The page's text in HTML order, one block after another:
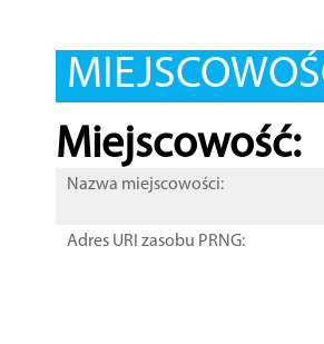
Miejscowość:
Nazwa miejscowości:
Adres URI zasobu PRNG: